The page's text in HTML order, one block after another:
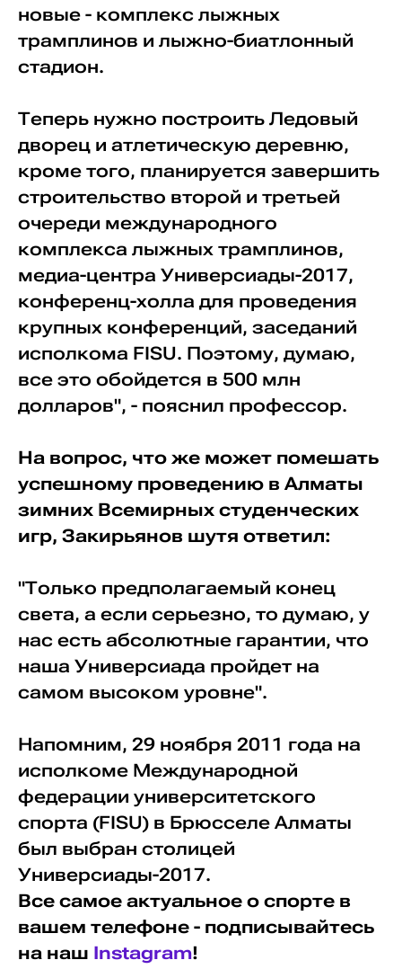
новые - комплекс лыжных
трамплинов и лыжно-биатлонный
стадион.
Теперь нужно построить Ледовый
дворец и атлетическую деревню,
кроме того, планируется завершить
строительство второй и третьей
очереди международного
комплекса лыжных трамплинов,
медиа-центра Универсиады-2017,
конференц-холла для проведения
крупных конференций, заседаний
исполкома FISU. Поэтому, думаю,
все это обойдется в 500 млн
долларов", - пояснил профессор.
На вопрос, что же может помешать
успешному проведению в Алматы
зимних Всемирных студенческих
игр, Закирьянов шутя ответил:
"Только предполагаемый конец
света, а если серьезно, то думаю, у
нас есть абсолютные гарантии, что
наша Универсиада пройдет на
самом высоком уровне".
Напомним, 29 ноября 2011 года на
исполкоме Международной
федерации университетского
спорта (FISU) в Брюсселе Алматы
был выбран столицей
Универсиады-2017.
Все самое актуальное о спорте в
вашем телефоне - подписывайтесь
на наш Instagram!